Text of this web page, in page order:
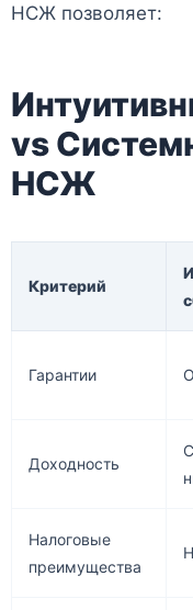
НСЖ позволяет:
vs
НСЖ
Критерий
Гарантии
Доходность
Налоговые
преимущества